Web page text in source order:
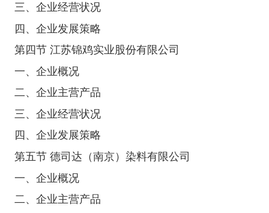
三、企业经营状况
四、企业发展策略
第四节 江苏锦鸡实业股份有限公司
一、企业概况
二、企业主营产品
三、企业经营状况
四、企业发展策略
第五节 德司达（南京）染料有限公司
一、企业概况
二、企业主营产品